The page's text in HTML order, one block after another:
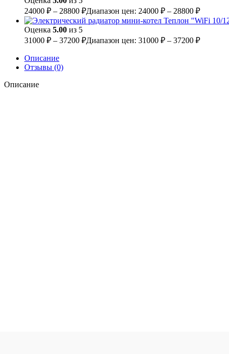
24000 ₽ – 28800 ₽Диапазон цен: 24000 ₽ – 28800 ₽
Оценка 5.00 из 5
31000 ₽ – 37200 ₽Диапазон цен: 31000 ₽ – 37200 ₽
Описание
Отзывы (0)
Описание